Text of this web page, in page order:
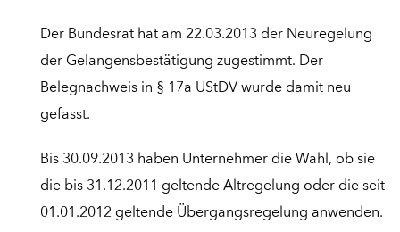
Der Bundesrat hat am 22.03.2013 der Neuregelung
der Gelangensbestätigung zugestimmt. Der
Belegnachweis in § 17a UStDV wurde damit neu
gefasst.
Bis 30.09.2013 haben Unternehmer die Wahl, ob sie
die bis 31.12.2011 geltende Altregelung oder die seit
01.01.2012 geltende Übergangsregelung anwenden.